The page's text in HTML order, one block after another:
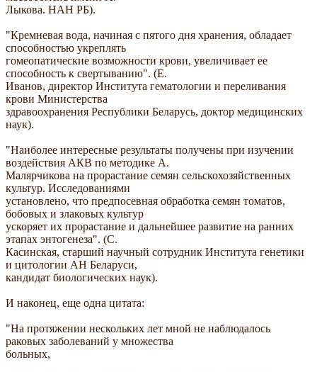
Лыкова. НАН РБ).
"Кремневая вода, начиная с пятого дня хранения, обладает
способностью укреплять
гомеопатические возможности крови, увеличивает ее
способность к свертыванию". (Е.
Иванов, директор Института гематологии и переливания
крови Министерства
здравоохранения Республики Беларусь, доктор медицинских
наук).
"Наиболее интересные результаты получены при изучении
воздействия АКВ по методике А.
Малярчикова на прорастание семян сельскохозяйственных
культур. Исследованиями
установлено, что предпосевная обработка семян томатов,
бобовых и злаковых культур
ускоряет их прорастание и дальнейшее развитие на ранних
этапах энтогенеза". (С.
Касинская, старший научный сотрудник Института генетики
и цитологии АН Беларуси,
кандидат биологических наук).
И наконец, еще одна цитата:
"На протяжении нескольких лет мной не наблюдалось
раковых заболеваний у множества
больных,